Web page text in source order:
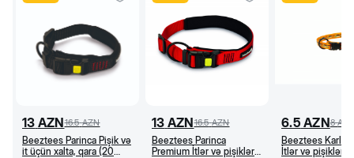
13 AZN16.5 AZN
Beeztees Parinca Pişik və
it üçün xalta, qara (20
13 AZN16.5 AZN
Beeztees Parinca
Premium İtlər və pişiklər
6.5 AZN8
Beeztees Karlie
İtlər və pişiklər